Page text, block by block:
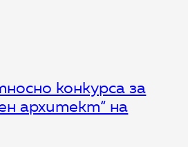
конкурса за
архитект“ на